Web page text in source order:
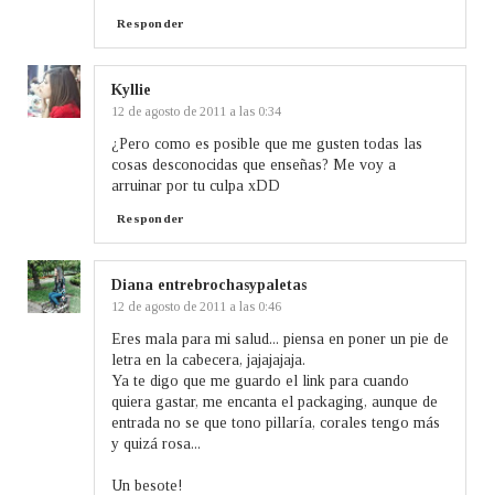
Responder
Kyllie
12 de agosto de 2011 a las 0:34
¿Pero como es posible que me gusten todas las
cosas desconocidas que enseñas? Me voy a
arruinar por tu culpa xDD
Responder
Diana entrebrochasypaletas
12 de agosto de 2011 a las 0:46
Eres mala para mi salud... piensa en poner un pie de
letra en la cabecera, jajajajaja.
Ya te digo que me guardo el link para cuando
quiera gastar, me encanta el packaging, aunque de
entrada no se que tono pillaría, corales tengo más
y quizá rosa...
Un besote!